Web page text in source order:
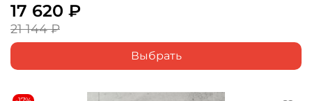
17 620 ₽
21 144 ₽
Выбрать